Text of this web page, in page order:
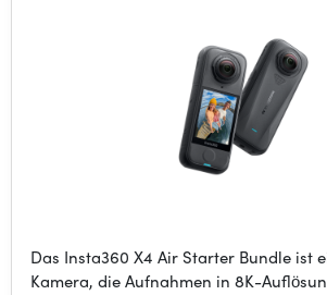
Das Insta360 X4 Air Starter Bundle ist
Kamera, die Aufnahmen in 8K-